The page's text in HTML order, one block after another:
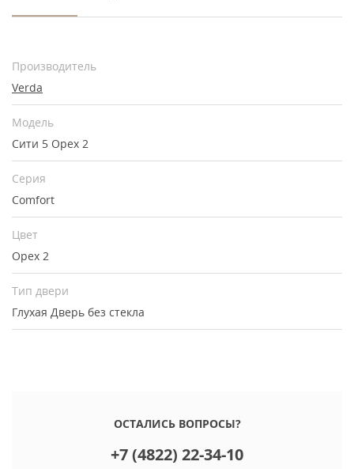
Производитель
Verda
Модель
Сити 5 Орех 2
Серия
Comfort
Цвет
Орех 2
Тип двери
Глухая Дверь без стекла
ОСТАЛИСЬ ВОПРОСЫ?
+7 (4822) 22-34-10